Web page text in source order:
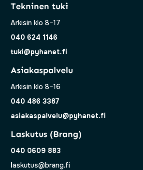
Tekninen tuki
Arkisin klo 8–17
040 624 1146
tuki@pyhanet.fi
Asiakaspalvelu
Arkisin klo 8–16
040 486 3387
asiakaspalvelu@pyhanet.fi
Laskutus (Brang)
040 0609 883
laskutus@brang.fi